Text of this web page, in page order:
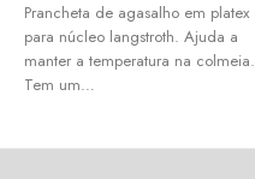
Prancheta de agasalho em platex
para núcleo langstroth. Ajuda a
manter a temperatura na colmeia.
Tem um…